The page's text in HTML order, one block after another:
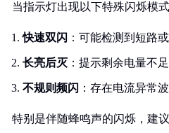
当指示灯出现以下特殊闪烁模
快速双闪 ：可能检测到短路
长亮后灭 ：提示剩余电量不
不规则频闪 ：存在电流异常
特别是伴随蜂鸣声的闪烁，建